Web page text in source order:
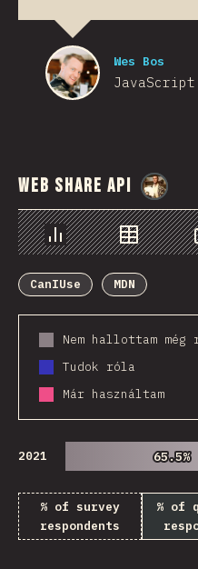
Wes Bos
Web Share API
Diagramok Adatok
CanIUse
MDN
Nem hallottam még
Tudok róla
Már használtam
2021 65.5%
65.5%
% of survey
respondents
% of